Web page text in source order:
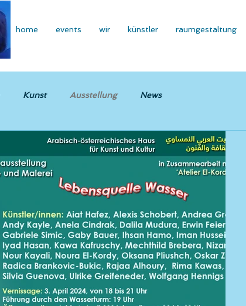
home events wir künstler raumgestaltung
Kunst Ausstellung News